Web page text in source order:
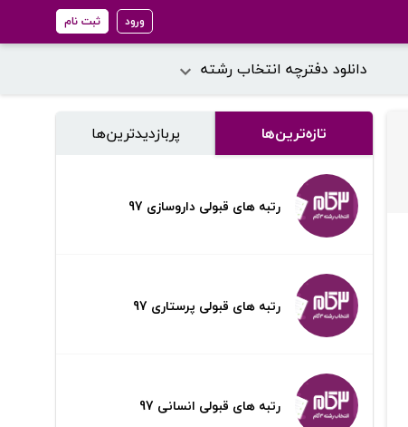
ورود ثبت نام
دانلود دفترچه انتخاب رشته
تازه‌ترین‌ها پر‌بازدیدترین‌ها
رتبه های قبولی داروسازی 97
رتبه های قبولی پرستاری 97
رتبه های قبولی انسانی 97